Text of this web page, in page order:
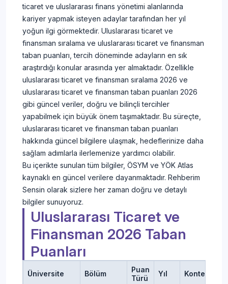
ticaret ve uluslararası finans yönetimi alanlarında
kariyer yapmak isteyen adaylar tarafından her yıl
yoğun ilgi görmektedir. Uluslararası ticaret ve
finansman sıralama ve uluslararası ticaret ve finansman
taban puanları, tercih döneminde adayların en sık
araştırdığı konular arasında yer almaktadır. Özellikle
uluslararası ticaret ve finansman sıralama 2026 ve
uluslararası ticaret ve finansman taban puanları 2026
gibi güncel veriler, doğru ve bilinçli tercihler
yapabilmek için büyük önem taşımaktadır. Bu süreçte,
uluslararası ticaret ve finansman taban puanları
hakkında güncel bilgilere ulaşmak, hedeflerinize daha
sağlam adımlarla ilerlemenize yardımcı olabilir.
Bu içerikte sunulan tüm bilgiler, ÖSYM ve YÖK Atlas
kaynaklı en güncel verilere dayanmaktadır. Rehberim
Sensin olarak sizlere her zaman doğru ve detaylı
bilgiler sunuyoruz.
Uluslararası Ticaret ve
Finansman 2026 Taban
Puanları
Üniversite Bölüm
Puan
Türü
Yıl Kontenjan